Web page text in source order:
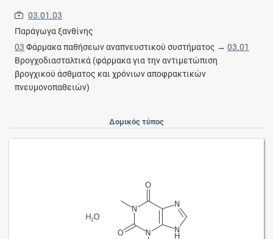
03.01.03
Παράγωγα ξανθίνης
03 Φάρμακα παθήσεων αναπνευστικού συστήματος →03.01
Βρογχοδιασταλτικά (φάρμακα για την αντιμετώπιση
βρογχικού άσθματος και χρόνιων αποφρακτικών
πνευμονοπαθειών)
Δομικός τύπος